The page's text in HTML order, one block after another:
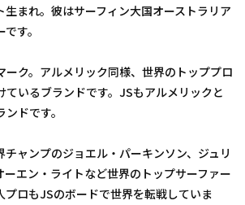
生まれ。彼はサーフィン大国オーストラリア
す。
ーク。アルメリック同様、世界のトッププロ
ているブランドです。JSもアルメリックと
ドです。
チャンプのジョエル・パーキンソン、ジュリ
ーエン・ライトなど世界のトップサーファー
プロもJSのボードで世界を転戦していま